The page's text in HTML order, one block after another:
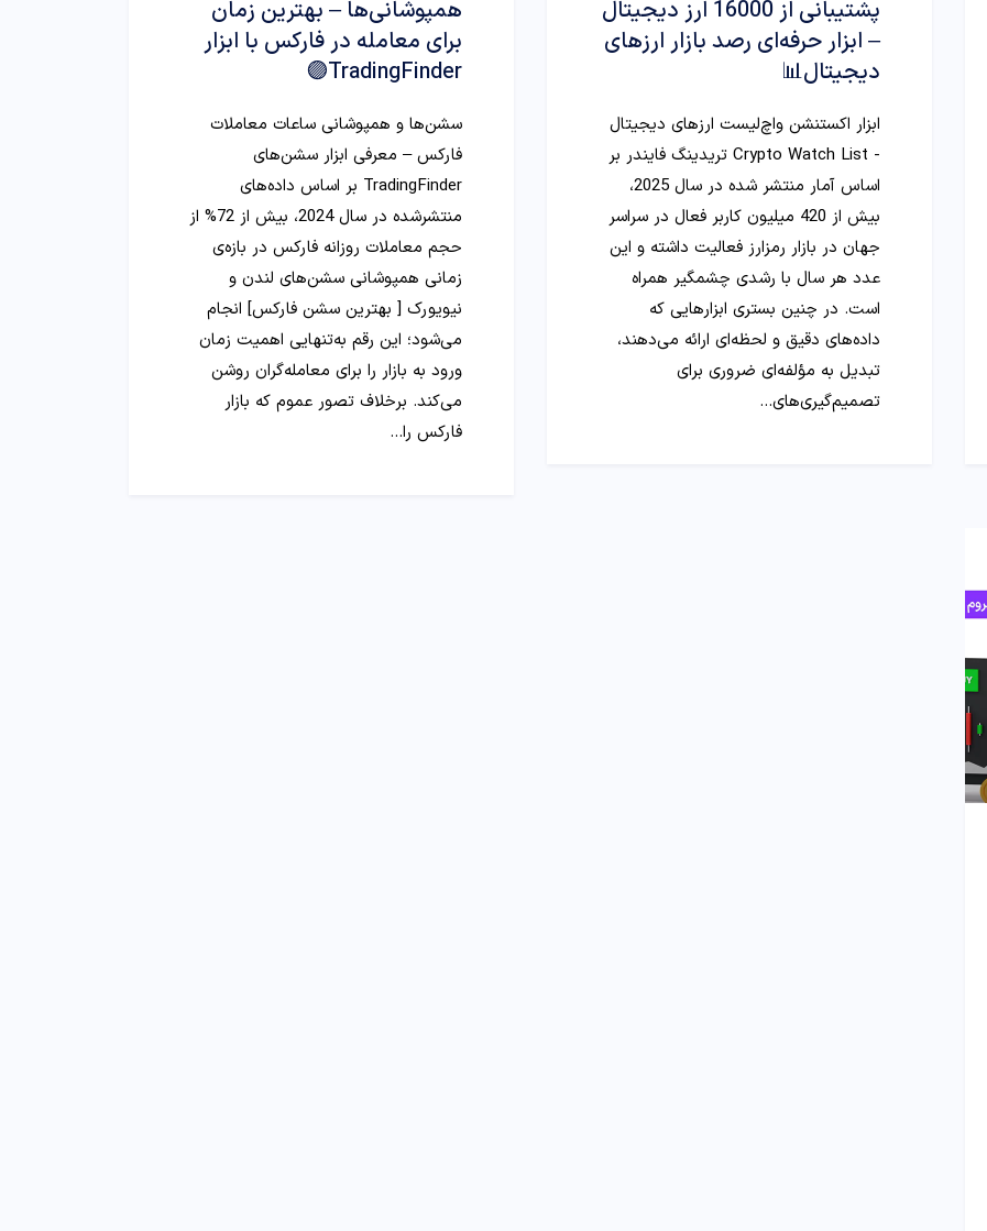
پشتیبانی از 16000 ارز دیجیتال
– ابزار حرفه‌ای رصد بازار ارزهای
دیجیتال📊
ابزار اکستنشن واچ‌لیست ارزهای دیجیتال
- Crypto Watch List تریدینگ فایندر بر
اساس آمار منتشر شده در سال 2025،
بیش از 420 میلیون کاربر فعال در سراسر
جهان در بازار رمزارز فعالیت داشته و این
عدد هر سال با رشدی چشمگیر همراه
است. در چنین بستری ابزارهایی که
داده‌های دقیق و لحظه‌ای ارائه می‌دهند،
تبدیل به مؤلفه‌ای ضروری برای
تصمیم‌گیری‌های…
همپوشانی‌ها – بهترین زمان
برای معامله در فارکس با ابزار
TradingFinder🟣
سشن‌ها و همپوشانی ساعات معاملات
فارکس – معرفی ابزار سشن‌های
TradingFinder بر اساس داده‌های
منتشرشده در سال 2024، بیش از 72% از
حجم معاملات روزانه فارکس در بازه‌ی
زمانی همپوشانی سشن‌های لندن و
نیویورک [ بهترین سشن فارکس] انجام
می‌شود؛ این رقم به‌تنهایی اهمیت زمان
ورود به بازار را برای معامله‌گران روشن
می‌کند. برخلاف تصور عموم که بازار
فارکس را…